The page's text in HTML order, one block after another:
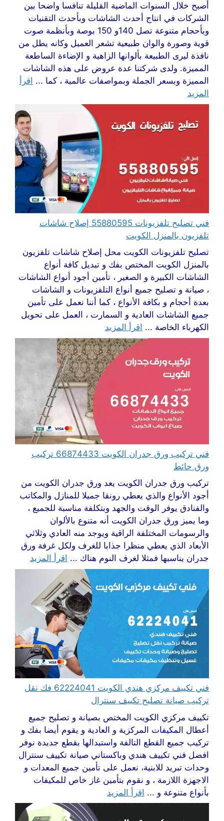
أصبح خلال السنوات الماضية القليلة تنافسا واضحا بين
الشركات في انتاج أحدث الشاشات وبأحدث التقنيات
وبأحجام متنوعة تصل 140و 150 بوصة وبأنظمة صوت
قوية وصورة والوان طبيعية تشعر العميل وكانه يطل من
نافذة ليرى الطبيعة بألوانها الزاهية و الإضاءة الساطعة
المميزة. ولدى شركتنا عدة عروض على هذه الشاشات
المميزة وبسعر الجملة وبمواصفات عالمية ، كما ... اقرأ
المزيد
فني تصليح تلفزيونات 55880595 إصلاح شاشات
تلفزيون بالمنزل الكويت
تصليح تلفزيونات الكويت محل إصلاح شاشات تلفزيون
بالمنزل الكويت المختص بفك و تبديل كافة أنواع
الشاشات الكبيرة و الصغير ، تأمين أجود أنواع الشاشات
، صيانة و تصليح جميع أنواع التلفزيونات و الشاشات
بعدة أحجام و بكافة الأنواع ، كما أننا نعمل على تأمين
جميع الشاشات العادية و السمارت ، العمل على تحويل
الكهرباء الخاصة ... اقرأ المزيد
فني تركيب ورق جدران الكويت 66874433 تركيب
ورق حائط
تركيب ورق جدران الكويت يعد ورق جدران الكويت من
أجود الأنواع والذي يعطي رونقا جميلا للمنازل والمكاتب
والفنادق يوفر الوقت والجهد وبتكلفة مناسبة للجميع ،
وما يميز ورق جدران الكويت أنه متنوع بالألوان
والرسومات المختلفة الراقية ويوجد منه العادي وثلاثي
الأبعاد الذي يعطي منظرا جذابا للغرف ولكل غرفة ورق
جدران يناسبها فمثلا لغرف النوم هناك ... اقرأ المزيد
فني تكييف مركزي هندي الكويت 62224041 فك نقل
تركيب صيانة تصليح تكييف سنترال
تكييف مركزي الكويت المختص بصيانة و تصليح جميع
أعطال المكيفات المركزية و العادية و يقوم أيضا بفك و
تركيب جميع القطع التالفة واستبدالها بقطع جديدة نوفر
افضل فني تكييف هندي وباكستاني صيانة تكييف سنترال
وحدات تبريد للابنية، نعمل على تأمين جميع المعدات و
الاجهزة اللازمة ، و نقوم بتأمين غاز خاص للمكيفات
بأنواع متنوعة و ... اقرأ المزيد